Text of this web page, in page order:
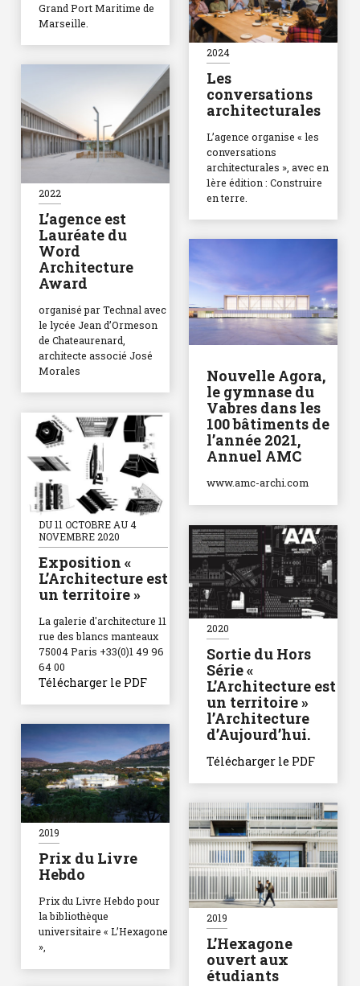
Grand Port Maritime de
Marseille.
2024
Les
conversations
architecturales
L’agence organise « les
conversations
architecturales », avec en
1ère édition : Construire
en terre.
2022
L’agence est
Lauréate du
Word
Architecture
Award
organisé par Technal avec
le lycée Jean d’Ormeson
de Chateaurenard,
architecte associé José
Morales
Nouvelle Agora,
le gymnase du
Vabres dans les
100 bâtiments de
l’année 2021,
Annuel AMC
www.amc-archi.com
DU 11 OCTOBRE AU 4
NOVEMBRE 2020
Exposition «
L’Architecture est
un territoire »
La galerie d'architecture 11
rue des blancs manteaux
75004 Paris +33(0)1 49 96
64 00
Télécharger le PDF
2020
Sortie du Hors
Série «
L’Architecture est
un territoire »
l’Architecture
d’Aujourd’hui.
Télécharger le PDF
2019
Prix du Livre
Hebdo
Prix du Livre Hebdo pour
la bibliothèque
universitaire « L’Hexagone
»,
2019
L’Hexagone
ouvert aux
étudiants